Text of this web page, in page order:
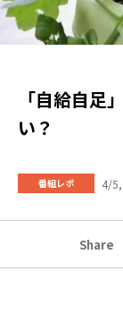
「自給自足
い？
番組レポ 4/
Share